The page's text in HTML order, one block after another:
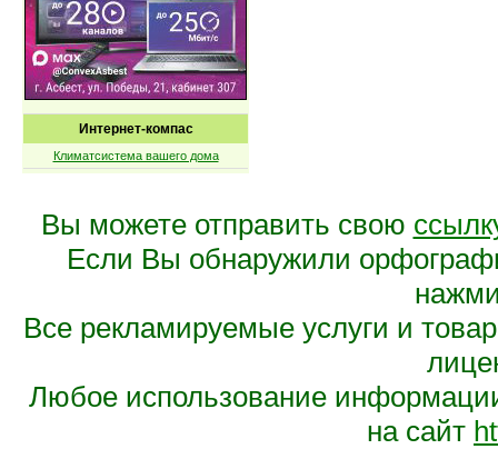
Интернет-компас
Климатсистема вашего дома
Вы можете отправить свою
Если Вы обнаружили
Все рекламируемые услуги и
Любое использование
на сайт